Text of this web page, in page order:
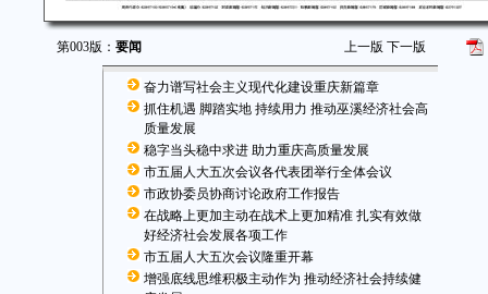
第003版： 要闻 上一版 下一版
奋力谱写社会主义现代化建设重庆新篇章
抓住机遇 脚踏实地 持续用力 推动巫溪经济社会高
质量发展
稳字当头稳中求进 助力重庆高质量发展
市五届人大五次会议各代表团举行全体会议
市政协委员协商讨论政府工作报告
在战略上更加主动在战术上更加精准 扎实有效做
好经济社会发展各项工作
市五届人大五次会议隆重开幕
增强底线思维积极主动作为 推动经济社会持续健